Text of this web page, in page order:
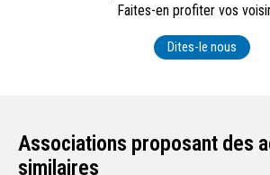
Faites-en profiter vos
Dites-le nous
Associations proposant des
similaires